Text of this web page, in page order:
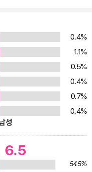
0.4%
1.1%
0.5%
0.4%
0.7%
0.4%
성
6.5
54.5%